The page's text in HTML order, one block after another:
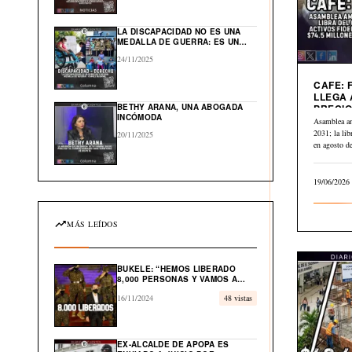
LA DISCAPACIDAD NO ES UNA
MEDALLA DE GUERRA: ES UN
24/11/2025
BETHY ARANA, UNA ABOGADA
INCÓMODA
20/11/2025
MÁS LEÍDOS
BUKELE: “HEMOS LIBERADO
8,000 PERSONAS Y VAMOS A
INOCENTES”
16/11/2024 48 vistas
EX-ALCALDE DE APOPA ES
CAFE:
LLEGA
A $2.84
Asamblea
2031; la
en agosto
19/06/2026